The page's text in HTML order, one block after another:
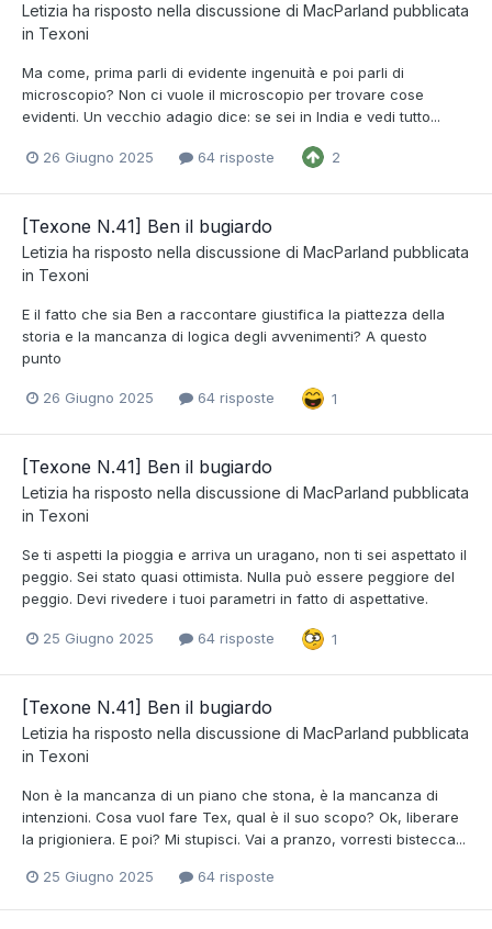
Letizia ha risposto nella discussione di MacParland pubblicata
in Texoni
Ma come, prima parli di evidente ingenuità e poi parli di
microscopio? Non ci vuole il microscopio per trovare cose
evidenti. Un vecchio adagio dice: se sei in India e vedi tutto...
26 Giugno 2025 64 risposte 2
[Texone N.41] Ben il bugiardo
Letizia ha risposto nella discussione di MacParland pubblicata
in Texoni
E il fatto che sia Ben a raccontare giustifica la piattezza della
storia e la mancanza di logica degli avvenimenti? A questo
punto
26 Giugno 2025 64 risposte 1
[Texone N.41] Ben il bugiardo
Letizia ha risposto nella discussione di MacParland pubblicata
in Texoni
Se ti aspetti la pioggia e arriva un uragano, non ti sei aspettato il
peggio. Sei stato quasi ottimista. Nulla può essere peggiore del
peggio. Devi rivedere i tuoi parametri in fatto di aspettative.
25 Giugno 2025 64 risposte 1
[Texone N.41] Ben il bugiardo
Letizia ha risposto nella discussione di MacParland pubblicata
in Texoni
Non è la mancanza di un piano che stona, è la mancanza di
intenzioni. Cosa vuol fare Tex, qual è il suo scopo? Ok, liberare
la prigioniera. E poi? Mi stupisci. Vai a pranzo, vorresti bistecca...
25 Giugno 2025 64 risposte